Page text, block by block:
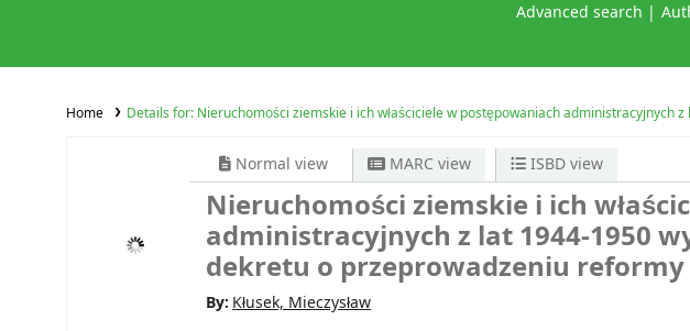
Advanced search
Home Details for: Nieruchomości ziemskie i ich właściciele w postępowaniach
Normal view MARC view ISBD view
Nieruchomości ziemskie i ich
administracyjnych z lat 1944-1950
dekretu o przeprowadzeniu
By:Kłusek, Mieczysław